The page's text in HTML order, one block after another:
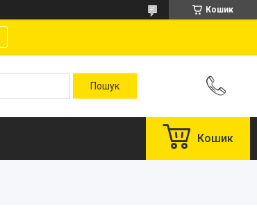
Кошик
Кошик